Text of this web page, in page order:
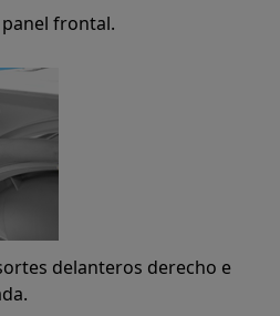
frontal.
delanteros derecho e